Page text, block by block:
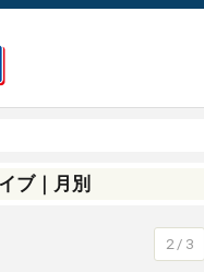
ブ｜月別
2 / 3